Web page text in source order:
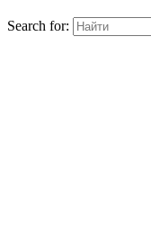
Search for: